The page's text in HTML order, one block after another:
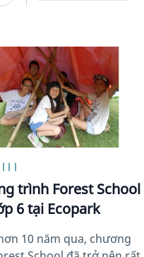
| | |
trình Forest School
6 tại Ecopark
10 năm qua, chương